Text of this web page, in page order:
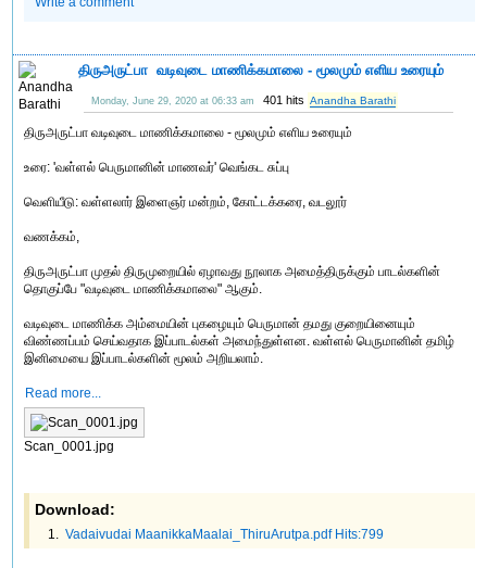
திருஅருட்பா ‍‍ ‍வடிவுடை மாணிக்கமாலை - மூலமும் ‍எளிய உரையும்
Monday, June 29, 2020 at 06:33 am 401 hits Anandha Barathi
திருஅருட்பா வடிவுடை மாணிக்கமாலை - மூலமும் எளிய உரையும்
உரை: 'வள்ளல் பெருமானின் மாணவர்' வெங்கட சுப்பு
வெளியீடு: வள்ளலார் இளைஞர் மன்றம், கோட்டக்கரை, வடலூர்
வணக்கம்,
திருஅருட்பா முதல் திருமுறையில் ஏழாவது நூலாக அமைத்திருக்கும் பாடல்களின்
தொகுப்பே "வடிவுடை மாணிக்கமாலை" ஆகும்.
வடிவுடை மாணிக்க அம்மையின் புகழையும் பெருமான் தமது குறையினையும்
விண்ணப்பம் செய்வதாக இப்பாடல்கள் அமைந்துள்ளன. வள்ளல் பெருமானின் தமிழ்
இனிமையை இப்பாடல்களின் மூலம் அறியலாம்.
Read more...
Scan_0001.jpg
Download:
Vadaivudai MaanikkaMaalai_ThiruArutpa.pdf Hits:799